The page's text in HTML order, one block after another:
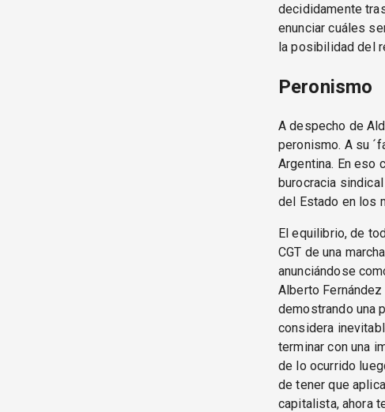
decididamente
enunciar cuáles
la posibilidad del
Peronismo
A despecho de
peronismo. A su
Argentina. En eso
burocracia
del Estado en los
El equilibrio, de
CGT de una
anunciándose
Alberto Fernández
demostrando una
considera
terminar con una
de lo ocurrido
de tener que
capitalista, ahora